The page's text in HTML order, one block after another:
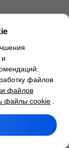
и
файлов
файлов
файлы cookie